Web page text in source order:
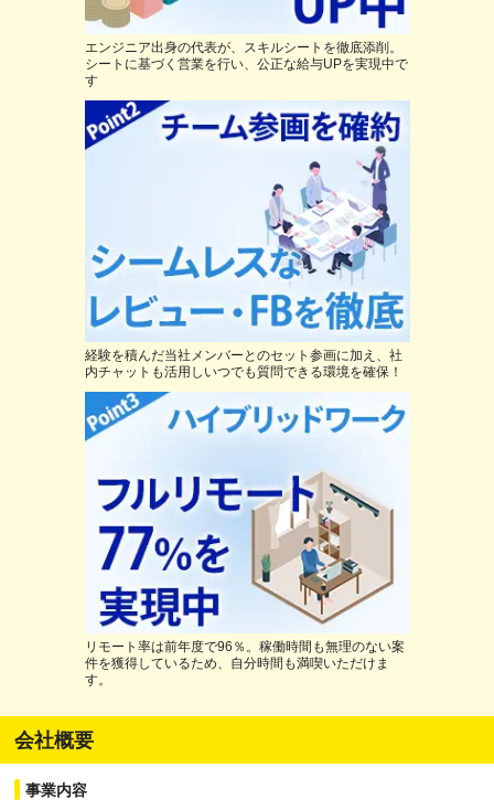
エンジニア出身の代表が、スキルシートを徹底添削。
シートに基づく営業を行い、公正な給与UPを実現中で
す
経験を積んだ当社メンバーとのセット参画に加え、社
内チャットも活用しいつでも質問できる環境を確保！
リモート率は前年度で96％。稼働時間も無理のない案
件を獲得しているため、自分時間も満喫いただけま
す。
会社概要
事業内容